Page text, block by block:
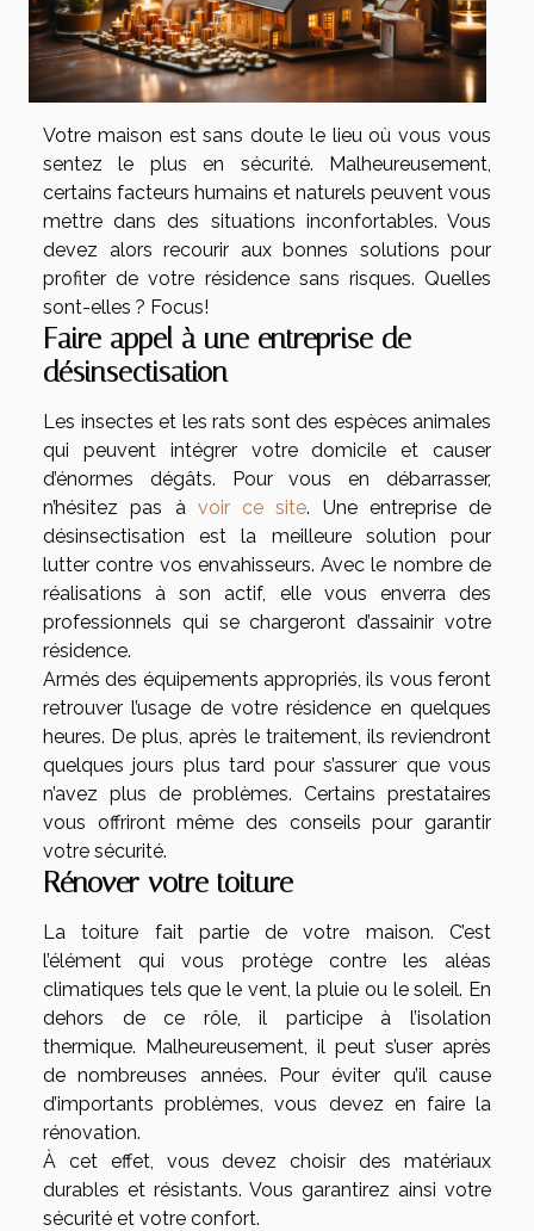
Votre maison est sans doute le lieu où vous vous
sentez le plus en sécurité. Malheureusement,
certains facteurs humains et naturels peuvent vous
mettre dans des situations inconfortables. Vous
devez alors recourir aux bonnes solutions pour
profiter de votre résidence sans risques. Quelles
sont-elles ? Focus!
Faire appel à une entreprise de
désinsectisation
Les insectes et les rats sont des espèces animales
qui peuvent intégrer votre domicile et causer
d’énormes dégâts. Pour vous en débarrasser,
n’hésitez pas à voir ce site. Une entreprise de
désinsectisation est la meilleure solution pour
lutter contre vos envahisseurs. Avec le nombre de
réalisations à son actif, elle vous enverra des
professionnels qui se chargeront d’assainir votre
résidence.
Armés des équipements appropriés, ils vous feront
retrouver l’usage de votre résidence en quelques
heures. De plus, après le traitement, ils reviendront
quelques jours plus tard pour s’assurer que vous
n’avez plus de problèmes. Certains prestataires
vous offriront même des conseils pour garantir
votre sécurité.
Rénover votre toiture
La toiture fait partie de votre maison. C’est
l’élément qui vous protège contre les aléas
climatiques tels que le vent, la pluie ou le soleil. En
dehors de ce rôle, il participe à l’isolation
thermique. Malheureusement, il peut s’user après
de nombreuses années. Pour éviter qu’il cause
d’importants problèmes, vous devez en faire la
rénovation.
À cet effet, vous devez choisir des matériaux
durables et résistants. Vous garantirez ainsi votre
sécurité et votre confort.